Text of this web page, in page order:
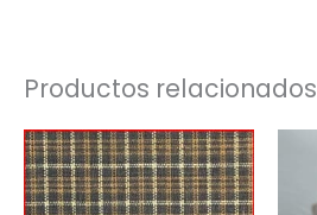
Productos relacionados